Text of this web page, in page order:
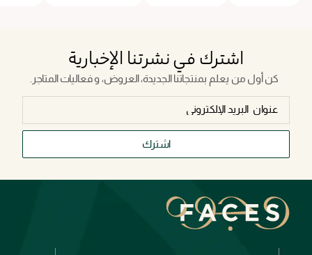
اشترك في نشرتنا الإخبارية
كن أول من يعلم بمنتجاتنا الجديدة، العروض، و فعاليات المتاجر.
اشترك